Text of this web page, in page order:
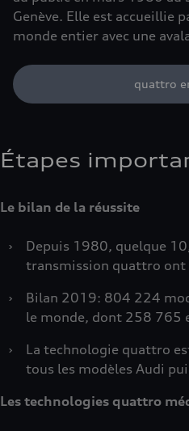
Genève. Elle est accueillie
monde entier avec une
quattro
Étapes
Le bilan de la réussite
›
Depuis 1980, quelque
transmission quattro ont
›
Bilan 2019: 804 224
le monde, dont 258 765
›
La technologie quattro
tous les modèles Audi
Les technologies quattro